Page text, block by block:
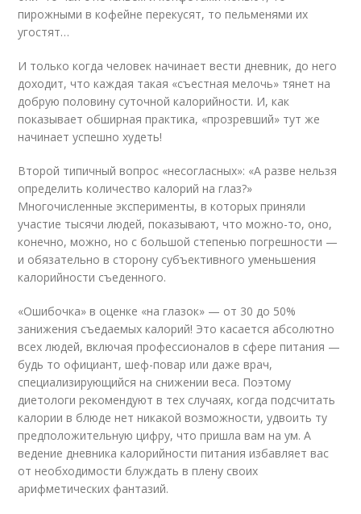
пирожными в кофейне перекусят, то пельменями их
угостят…
И только когда человек начинает вести дневник, до него
доходит, что каждая такая «съестная мелочь» тянет на
добрую половину суточной калорийности. И, как
показывает обширная практика, «прозревший» тут же
начинает успешно худеть!
Второй типичный вопрос «несогласных»: «А разве нельзя
определить количество калорий на глаз?»
Многочисленные эксперименты, в которых приняли
участие тысячи людей, показывают, что можно-то, оно,
конечно, можно, но с большой степенью погрешности —
и обязательно в сторону субъективного уменьшения
калорийности съеденного.
«Ошибочка» в оценке «на глазок» — от 30 до 50%
занижения съедаемых калорий! Это касается абсолютно
всех людей, включая профессионалов в сфере питания —
будь то официант, шеф-повар или даже врач,
специализирующийся на снижении веса. Поэтому
диетологи рекомендуют в тех случаях, когда подсчитать
калории в блюде нет никакой возможности, удвоить ту
предположительную цифру, что пришла вам на ум. А
ведение дневника калорийности питания избавляет вас
от необходимости блуждать в плену своих
арифметических фантазий.